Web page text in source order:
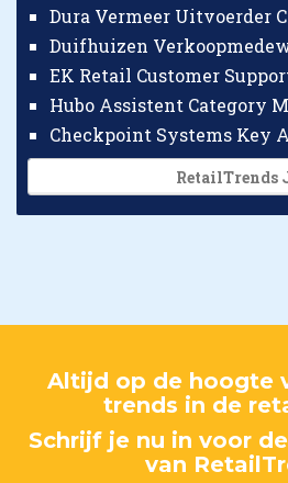
Dura Vermeer Uitvoerder
Duifhuizen
EK Retail Customer
Hubo Assistent Category
RetailTrends
Altijd op de hoogte
trends in de
Schrijf je nu in voor
van